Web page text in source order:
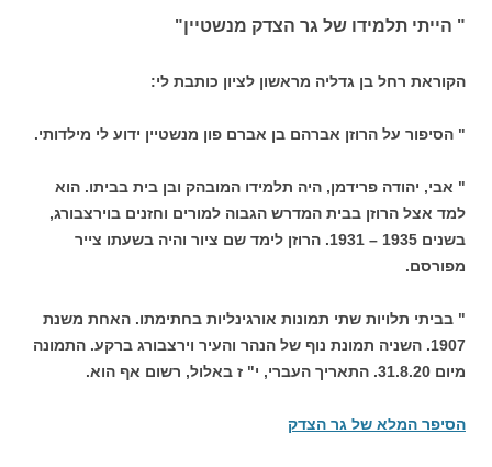
" הייתי תלמידו של גר הצדק מנשטיין"
הקוראת רחל בן גדליה מראשון לציון כותבת לי:
" הסיפור על הרוזן אברהם בן אברם פון מנשטיין ידוע לי מילדותי.
" אבי, יהודה פרידמן, היה תלמידו המובהק ובן בית בביתו. הוא
למד אצל הרוזן בבית המדרש הגבוה למורים וחזנים בוירצבורג,
בשנים 1935 – 1931. הרוזן לימד שם ציור והיה בשעתו צייר
מפורסם.
" בביתי תלויות שתי תמונות אורגינליות בחתימתו. האחת משנת
1907. השניה תמונת נוף של הנהר והעיר וירצבורג ברקע. התמונה
מיום 31.8.20. התאריך העברי, י" ז באלול, רשום אף הוא.
הסיפר המלא של גר הצדק